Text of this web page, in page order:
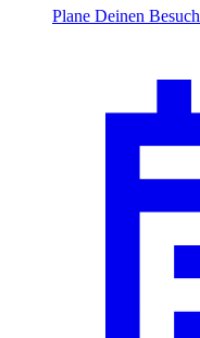
Plane Deinen Besuch